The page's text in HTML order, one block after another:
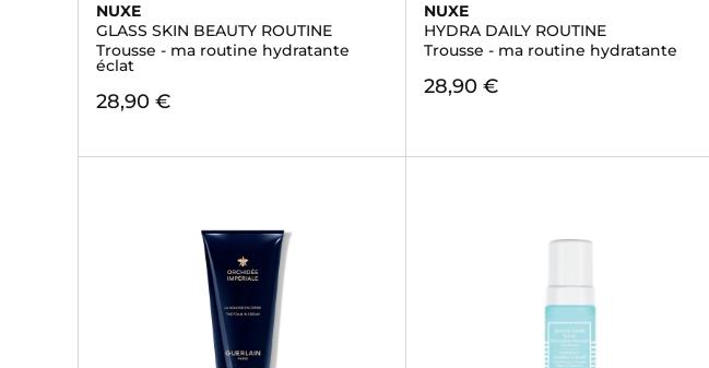
NUXE
GLASS SKIN BEAUTY ROUTINE
Trousse - ma routine hydratante
éclat
28,90 €
NUXE
HYDRA DAILY ROUTINE
Trousse - ma routine hydratante
28,90 €